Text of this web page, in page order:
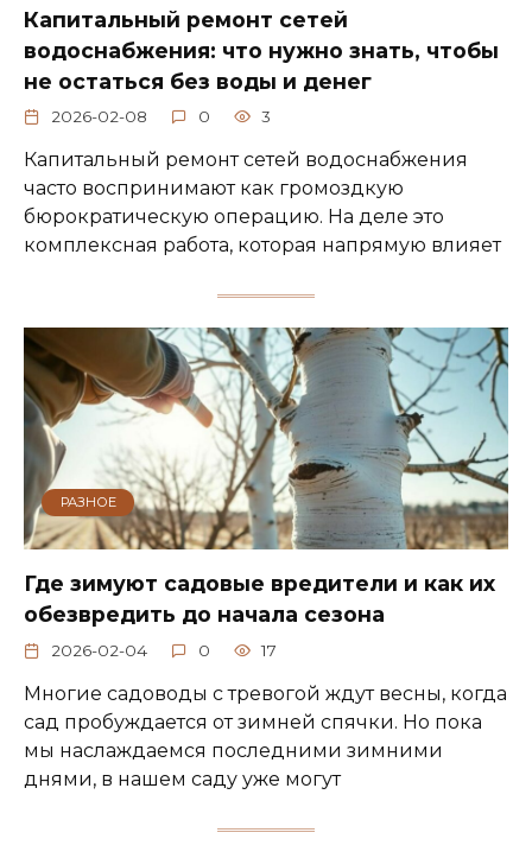
Капитальный ремонт сетей
водоснабжения: что нужно знать, чтобы
не остаться без воды и денег
2026-02-08 0 3
Капитальный ремонт сетей водоснабжения
часто воспринимают как громоздкую
бюрократическую операцию. На деле это
комплексная работа, которая напрямую влияет
РАЗНОЕ
Где зимуют садовые вредители и как их
обезвредить до начала сезона
2026-02-04 0 17
Многие садоводы с тревогой ждут весны, когда
сад пробуждается от зимней спячки. Но пока
мы наслаждаемся последними зимними
днями, в нашем саду уже могут